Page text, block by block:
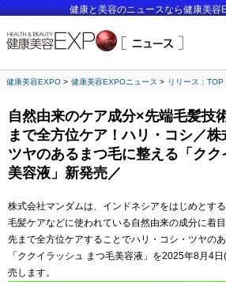
健康と美容のニュースなら健康美容
健康美容EXPO 健康美容EXPOニュース リリース：TOP
自然由来のケア成分×先端毛髪技
まで全方位ケア！ハリ・コシ／株
ツヤのあるまつ毛に整える「ク
美容液」新発売／
株式会社マンダムは、インドネシアをはじめとす
毛髪ケアなどに使われている自然由来の成分に着
先まで全方位ケアすることでハリ・コシ・ツヤの
「ククイラッシュ まつ毛美容液」を2025年8月4
売します。